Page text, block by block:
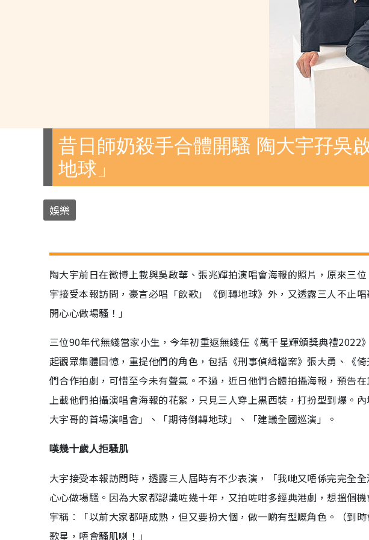
昔日師奶殺手合體開騷 陶大宇孖吳
地球」
娛樂
陶大宇前日在微博上載與吳啟華、張兆輝拍演唱會海報的照片，原來三
宇接受本報訪問，豪言必唱「飲歌」《倒轉地球》外，又透露三人不止
開心心做場騷！」
三位90年代無綫當家小生，今年初重返無綫任《萬千星輝頒獎典禮2022
起觀眾集體回憶，重提他們的角色，包括《刑事偵緝檔案》張大勇、《
們合作拍劇，可惜至今未有聲氣。不過，近日他們合體拍攝海報，預告
上載他們拍攝演唱會海報的花絮，只見三人穿上黑西裝，打扮型到爆。
大宇哥的首場演唱會」、「期待倒轉地球」、「建議全國巡演」。
嘆幾十歲人拒騷肌
大宇接受本報訪問時，透露三人屆時有不少表演，「我哋又唔係完完全
心心做場騷。因為大家都認識咗幾十年，又拍咗咁多經典港劇，想搵個
宇稱︰「以前大家都唔成熟，但又要扮大個，做一啲有型嘅角色。（到
歌星，唔會騷肌喇！」